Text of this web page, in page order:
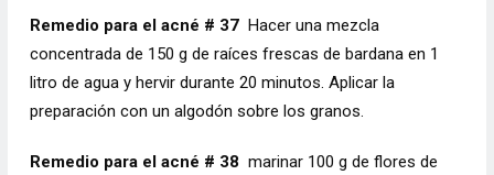
Remedio para el acné # 37Hacer una mezcla
concentrada de 150 g de raíces frescas de bardana en 1
litro de agua y hervir durante 20 minutos. Aplicar la
preparación con un algodón sobre los granos.
Remedio para el acné # 38 marinar 100 g de flores de